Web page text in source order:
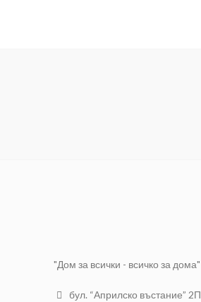
"Дом за всички - всичко за дома"
бул. “Априлско въстание” 2П